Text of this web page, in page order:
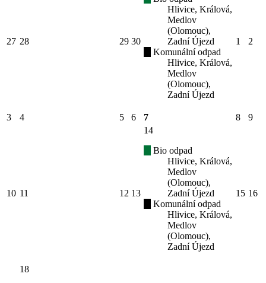
27 28 29 30
Hlivice, Králová,
Medlov
(Olomouc),
Zadní Újezd
Komunální odpad
Hlivice, Králová,
Medlov
(Olomouc),
Zadní Újezd
1 2
3 4 5 6 7 8 9
10 11 12 13
14
Bio odpad
Hlivice, Králová,
Medlov
(Olomouc),
Zadní Újezd
Komunální odpad
Hlivice, Králová,
Medlov
(Olomouc),
Zadní Újezd
15 16
18